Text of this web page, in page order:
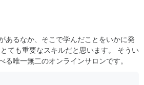
あるなか、そこで学んだことをいかに発
ても重要なスキルだと思います。 そうい
る唯一無二のオンラインサロンです。